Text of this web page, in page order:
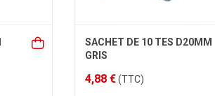
SACHET DE 10 TES D20MM
GRIS
4,88 €(TTC)